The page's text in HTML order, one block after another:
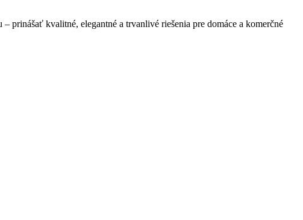
prinášať kvalitné, elegantné a trvanlivé riešenia pre domáce a komerčné